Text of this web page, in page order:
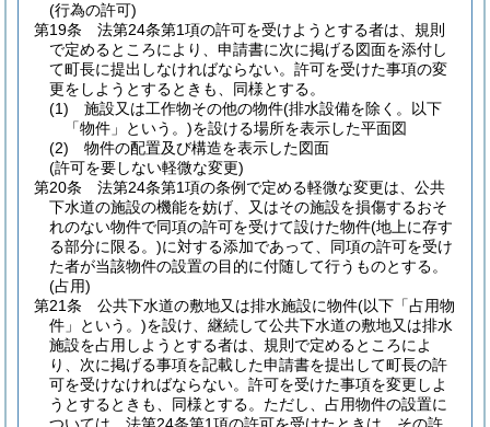
(行為の許可)
第19条
法第24条第1項の許可を受けようとする者は、規則
で定めるところにより、申請書に次に掲げる図面を添付し
て町長に提出しなければならない。 許可を受けた事項の変
更をしようとするときも、同様とする。
(1)
施設又は工作物その他の物件(排水設備を除く。以下
「物件」という。)を設ける場所を表示した平面図
(2)
物件の配置及び構造を表示した図面
(許可を要しない軽微な変更)
第20条
法第24条第1項の条例で定める軽微な変更は、公共
下水道の施設の機能を妨げ、又はその施設を損傷するおそ
れのない物件で同項の許可を受けて設けた物件(地上に存す
る部分に限る。)に対する添加であって、同項の許可を受け
た者が当該物件の設置の目的に付随して行うものとする。
(占用)
第21条
公共下水道の敷地又は排水施設に物件(以下「占用物
件」という。)を設け、継続して公共下水道の敷地又は排水
施設を占用しようとする者は、規則で定めるところによ
り、次に掲げる事項を記載した申請書を提出して町長の許
可を受けなければならない。 許可を受けた事項を変更しよ
うとするときも、同様とする。 ただし、占用物件の設置に